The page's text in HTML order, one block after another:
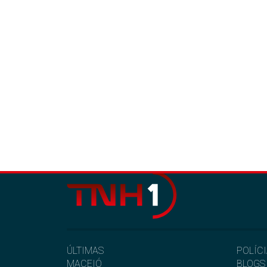
ÚLTIMAS
MACEIÓ
BLOGS